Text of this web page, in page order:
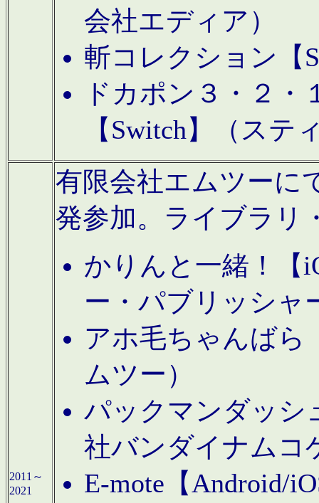
会社エディア）
斬コレクション【
ドカポン３・２
【Switch】（ステ
2011～
2021
有限会社エムツーに
発参加。ライブラリ
かりんと一緒！【
ー・パブリッシャ
アホ毛ちゃんばら
ムツー）
パックマンダッシ
社バンダイナムコ
E-mote【Android/